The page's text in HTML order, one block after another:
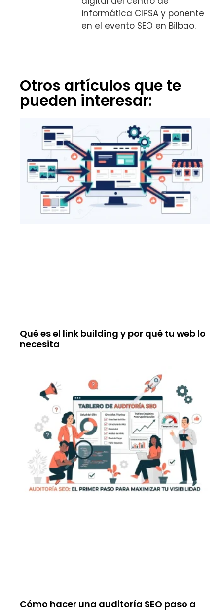
informática CIPSA y ponente
en el evento SEO en Bilbao.
Otros artículos que te
pueden interesar:
Qué es el link building y por qué tu web lo
necesita
Cómo hacer una auditoría SEO paso a